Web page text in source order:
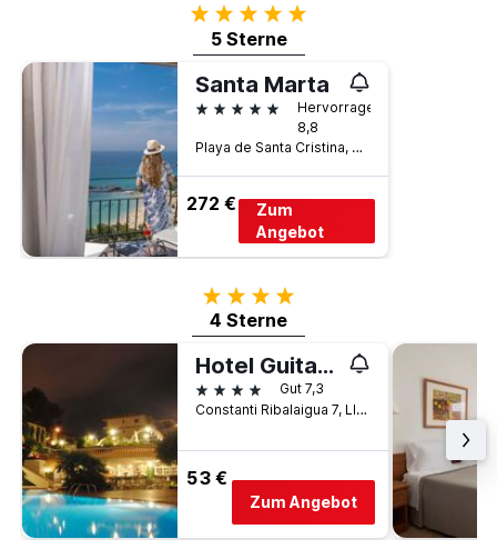
5 Sterne
5 Sterne
Santa Marta
5 Sterne
Hervorragend
8,8
Playa de Santa Cristina, Lloret de Mar, Katalonien, Spanien
272 €
Zum
Angebot
4 Sterne
4 Sterne
Hotel Guitart Central Park Aqua Resort
4 Sterne
Gut 7,3
Constanti Ribalaigua 7, Lloret de Mar, Katalonien, Spanien
53 €
Zum Angebot